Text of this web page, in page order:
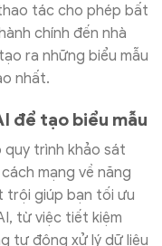
tác cho phép bất
chính đến nhà
ra những biểu mẫu
nhất.
để tạo biểu mẫu
trình khảo sát
mạng về năng
trội giúp bạn tối ưu
từ việc tiết kiệm
tự động xử lý dữ liệu